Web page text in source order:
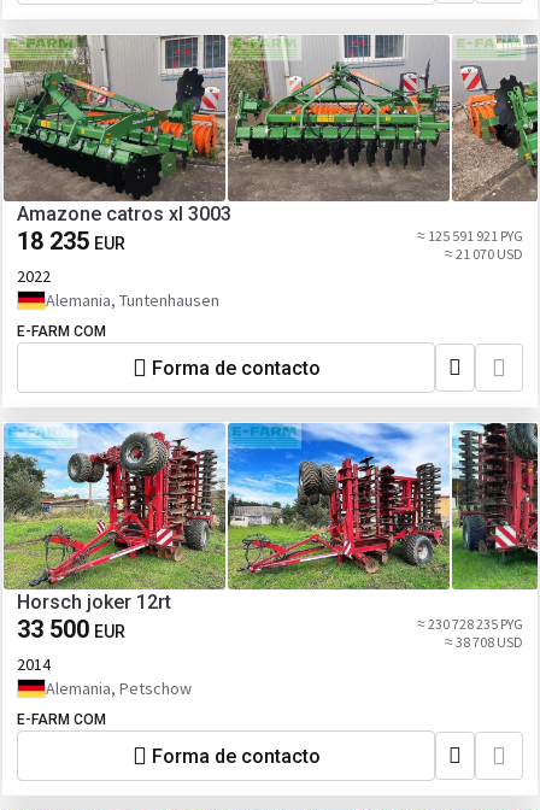
Amazone catros xl 3003
18 235 EUR
≈ 125 591 921 PYG
≈ 21 070 USD
2022
Alemania, Tuntenhausen
E-FARM COM
Forma de contacto
Horsch joker 12rt
33 500 EUR
≈ 230 728 235 PYG
≈ 38 708 USD
2014
Alemania, Petschow
E-FARM COM
Forma de contacto